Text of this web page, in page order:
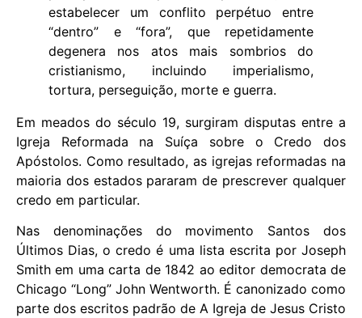
estabelecer um conflito perpétuo entre
“dentro” e “fora”, que repetidamente
degenera nos atos mais sombrios do
cristianismo, incluindo imperialismo,
tortura, perseguição, morte e guerra.
Em meados do século 19, surgiram disputas entre a
Igreja Reformada na Suíça sobre o Credo dos
Apóstolos. Como resultado, as igrejas reformadas na
maioria dos estados pararam de prescrever qualquer
credo em particular.
Nas denominações do movimento Santos dos
Últimos Dias, o credo é uma lista escrita por Joseph
Smith em uma carta de 1842 ao editor democrata de
Chicago “Long” John Wentworth. É canonizado como
parte dos escritos padrão de A Igreja de Jesus Cristo